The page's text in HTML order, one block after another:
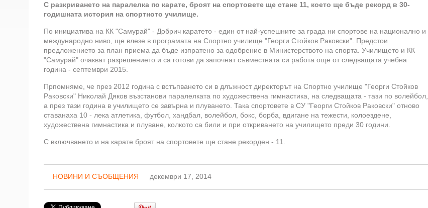
С разкриването на паралелка по карате, броят на спортовете ще стане 11, което ще бъде рекорд в 30-
годишната история на спортното училище.
По инициатива на КК "Самурай" - Добрич каратето - един от най-успешните за града ни спортове на национално и
международно ниво, ще влезе в програмата на Спортно училище "Георги Стойков Раковски". Предстои
предложението за план приема да бъде изпратено за одобрение в Министерството на спорта. Училището и КК
"Самурай" очакват разрешението и са готови да започнат съвместната си работа още от следващата учебна
година - септември 2015.
Прпомняме, че през 2012 година с встъпването си в длъжност директорът на Спортно училище "Георги Стойков
Раковски" Николай Дяков възстанови паралелката по художествена гимнастика, на следващата - тази по волейбол,
а през тази година в училището се завърна и плуването. Така спортовете в СУ "Георги Стойков Раковски" отново
ставанаха 10 - лека атлетика, футбол, хандбал, волейбол, бокс, борба, вдигане на тежести, колоездене,
художествена гимнастика и плуване, колкото са били и при откриването на училището преди 30 години.
С включването и на карате броят на спортовете ще стане рекорден - 11.
НОВИНИ И СЪОБЩЕНИЯ декември 17, 2014